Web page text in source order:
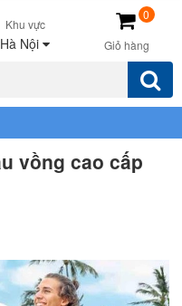
Khu vực
Hà Nội Giỏ hàng
0
vồng cao cấp